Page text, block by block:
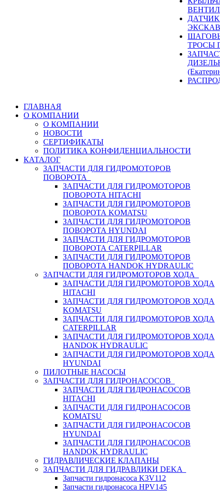
ТРОСЫ
ГЛАВНАЯ
О КОМПАНИИ
О КОМПАНИИ
НОВОСТИ
СЕРТИФИКАТЫ
ПОЛИТИКА КОНФИДЕНЦИАЛЬНОСТИ
КАТАЛОГ
ЗАПЧАСТИ ДЛЯ ГИДРОМОТОРОВ
ПОВОРОТА
ЗАПЧАСТИ ДЛЯ ГИДРОМОТОРОВ
ПОВОРОТА HITACHI
ЗАПЧАСТИ ДЛЯ ГИДРОМОТОРОВ
ПОВОРОТА KOMATSU
ЗАПЧАСТИ ДЛЯ ГИДРОМОТОРОВ
ПОВОРОТА HYUNDAI
ЗАПЧАСТИ ДЛЯ ГИДРОМОТОРОВ
ПОВОРОТА CATERPILLAR
ЗАПЧАСТИ ДЛЯ ГИДРОМОТОРОВ
ПОВОРОТА HANDOK HYDRAULIC
ЗАПЧАСТИ ДЛЯ ГИДРОМОТОРОВ ХОДА
ЗАПЧАСТИ ДЛЯ ГИДРОМОТОРОВ ХОДА
HITACHI
ЗАПЧАСТИ ДЛЯ ГИДРОМОТОРОВ ХОДА
KOMATSU
ЗАПЧАСТИ ДЛЯ ГИДРОМОТОРОВ ХОДА
CATERPILLAR
ЗАПЧАСТИ ДЛЯ ГИДРОМОТОРОВ ХОДА
HANDOK HYDRAULIC
ЗАПЧАСТИ ДЛЯ ГИДРОМОТОРОВ ХОДА
HYUNDAI
ПИЛОТНЫЕ НАСОСЫ
ЗАПЧАСТИ ДЛЯ ГИДРОНАСОСОВ
ЗАПЧАСТИ ДЛЯ ГИДРОНАСОСОВ
HITACHI
ЗАПЧАСТИ ДЛЯ ГИДРОНАСОСОВ
KOMATSU
ЗАПЧАСТИ ДЛЯ ГИДРОНАСОСОВ
HYUNDAI
ЗАПЧАСТИ ДЛЯ ГИДРОНАСОСОВ
HANDOK HYDRAULIC
ГИДРАВЛИЧЕСКИЕ КЛАПАНЫ
ЗАПЧАСТИ ДЛЯ ГИДРАВЛИКИ DEKA
Запчасти гидронасоса K3V112
Запчасти гидронасоса HPV145